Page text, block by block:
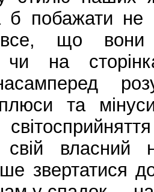
б побажати не
все, що
чи на
плюси та
свій власний
звертатися